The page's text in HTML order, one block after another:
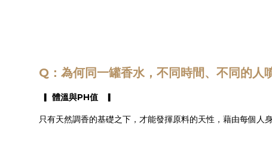
Q：為何同一罐香水，不同時間、不同的人
▎ 體溫與PH值 ▎​
只有天然調香的基礎之下，才能發揮原料的天性，藉由每個